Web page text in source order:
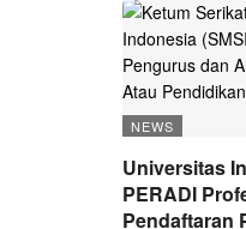
NEWS
Universitas
PERADI
Pendaftaran